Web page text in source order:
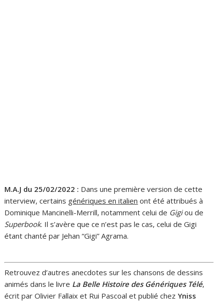
M.A.J du 25/02/2022 : Dans une première version de cette
interview, certains génériques en italien ont été attribués à
Dominique Mancinelli-Merrill, notamment celui de Gigiou de
Superbook. Il s’avère que ce n’est pas le cas, celui de Gigi
étant chanté par Jehan “Gigi” Agrama.
Retrouvez d’autres anecdotes sur les chansons de dessins
animés dans le livre La Belle Histoire des Génériques Télé,
écrit par Olivier Fallaix et Rui Pascoal et publié chezYniss